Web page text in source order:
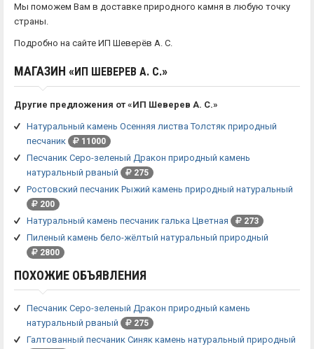
Мы поможем Вам в доставке природного камня в любую точку
страны.
Подробно на сайте ИП Шеверёв А. С.
МАГАЗИН «ИП ШЕВЕРЕВ А. С.»
Другие предложения от «ИП Шеверев А. С.»
Натуральный камень Осенняя листва Толстяк природный
песчаник
11000
Песчаник Серо-зеленый Дракон природный камень
натуральный рваный
275
Ростовский песчаник Рыжий камень природный натуральный
200
Натуральный камень песчаник галька Цветная 273
Пиленый камень бело-жёлтый натуральный природный
2800
ПОХОЖИЕ ОБЪЯВЛЕНИЯ
Песчаник Серо-зеленый Дракон природный камень
натуральный рваный
275
Галтованный песчаник Синяк камень натуральный природный